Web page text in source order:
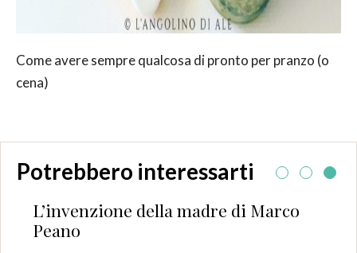
Come avere sempre qualcosa di pronto per pranzo (o
cena)
Potrebbero interessarti
L’invenzione della madre di Marco
Peano